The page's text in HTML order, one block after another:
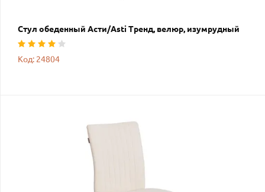
Стул обеденный Асти/Asti Тренд, велюр, изумрудный
Код: 24804